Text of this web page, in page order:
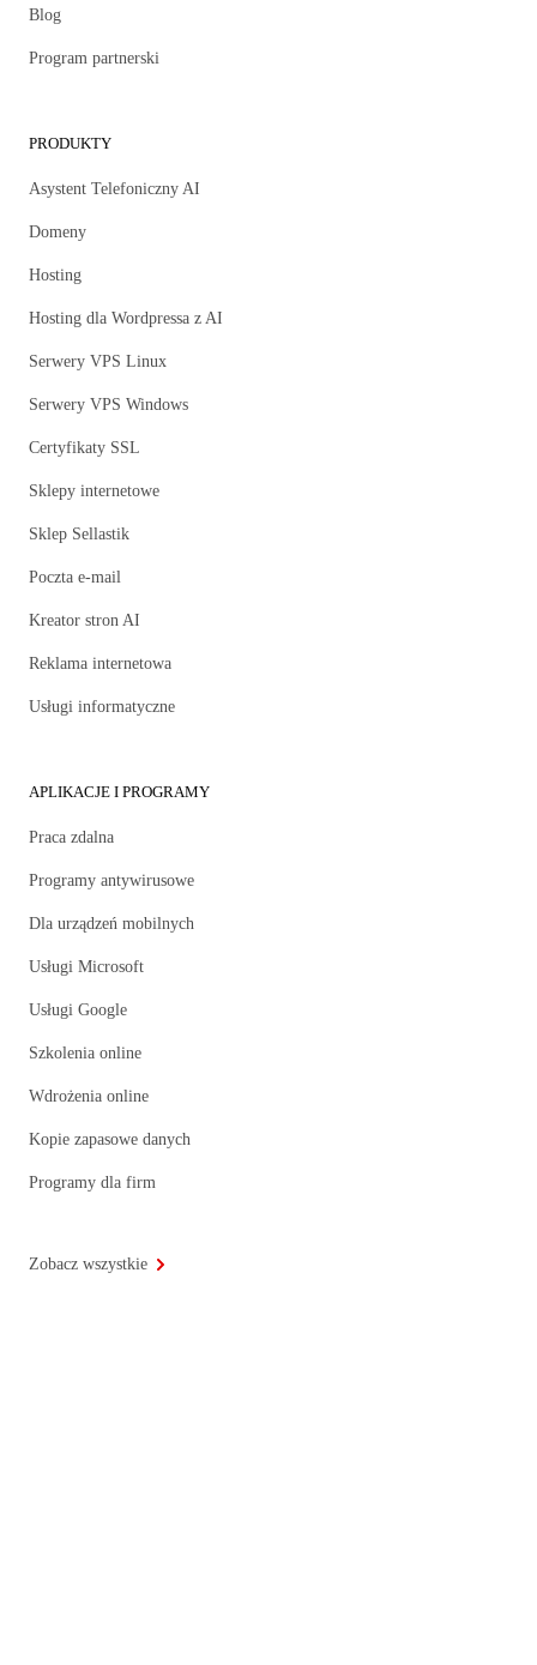
Blog
Program partnerski
PRODUKTY
Asystent Telefoniczny AI
Domeny
Hosting
Hosting dla Wordpressa z AI
Serwery VPS Linux
Serwery VPS Windows
Certyfikaty SSL
Sklepy internetowe
Sklep Sellastik
Poczta e-mail
Kreator stron AI
Reklama internetowa
Usługi informatyczne
APLIKACJE I PROGRAMY
Praca zdalna
Programy antywirusowe
Dla urządzeń mobilnych
Usługi Microsoft
Usługi Google
Szkolenia online
Wdrożenia online
Kopie zapasowe danych
Programy dla firm
Zobacz wszystkie